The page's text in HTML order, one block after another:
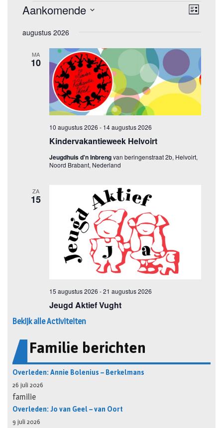
Bekijk alle Activiteiten
Familie berichten
Overleden: Annie Bolenius – Berkelmans
26 juli 2026
familie
Overleden: Jo van Geel – van Oort
9 juli 2026